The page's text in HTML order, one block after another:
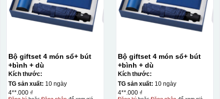
Bộ giftset 4 món sổ+ bút
+bình + dù
Kích thước:
TG sản xuất: 10 ngày
4**.000 ₫
Bộ giftset 4 món sổ+ bút
+bình + dù
Kích thước:
TG sản xuất: 10 ngày
4**.000 ₫